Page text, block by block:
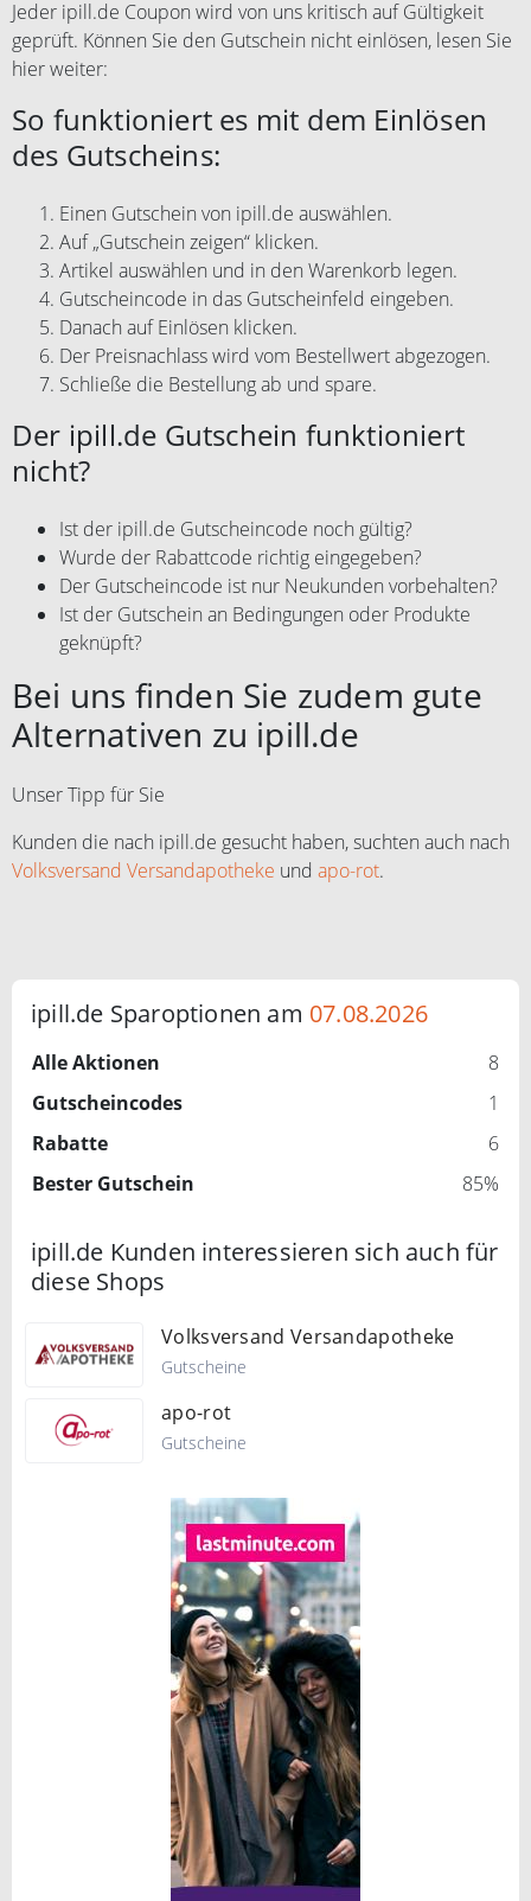
Jeder ipill.de Coupon wird von uns kritisch auf Gültigkeit
geprüft. Können Sie den Gutschein nicht einlösen, lesen Sie
hier weiter:
So funktioniert es mit dem Einlösen
des Gutscheins:
Einen Gutschein von ipill.de auswählen.
Auf „Gutschein zeigen“ klicken.
Artikel auswählen und in den Warenkorb legen.
Gutscheincode in das Gutscheinfeld eingeben.
Danach auf Einlösen klicken.
Der Preisnachlass wird vom Bestellwert abgezogen.
Schließe die Bestellung ab und spare.
Der ipill.de Gutschein funktioniert
nicht?
Ist der ipill.de Gutscheincode noch gültig?
Wurde der Rabattcode richtig eingegeben?
Der Gutscheincode ist nur Neukunden vorbehalten?
Ist der Gutschein an Bedingungen oder Produkte
geknüpft?
Bei uns finden Sie zudem gute
Alternativen zu ipill.de
Unser Tipp für Sie
Kunden die nach ipill.de gesucht haben, suchten auch nach
Volksversand Versandapotheke und apo-rot.
ipill.de Sparoptionen am 07.08.2026
Alle Aktionen
8
Gutscheincodes
1
Rabatte
6
Bester Gutschein
85%
ipill.de Kunden interessieren sich auch für
diese Shops
Volksversand Versandapotheke
Gutscheine
apo-rot
Gutscheine